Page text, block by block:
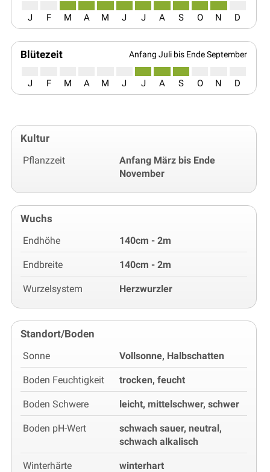
J F M A M J J A S O N D
Blütezeit Anfang Juli bis Ende September
J F M A M J J A S O N D
Kultur
Pflanzzeit
Anfang März bis Ende
November
Wuchs
Endhöhe 140cm - 2m
Endbreite 140cm - 2m
Wurzelsystem Herzwurzler
Standort/Boden
Sonne Vollsonne, Halbschatten
Boden Feuchtigkeit trocken, feucht
Boden Schwere leicht, mittelschwer, schwer
Boden pH-Wert
schwach sauer, neutral,
schwach alkalisch
Winterhärte winterhart